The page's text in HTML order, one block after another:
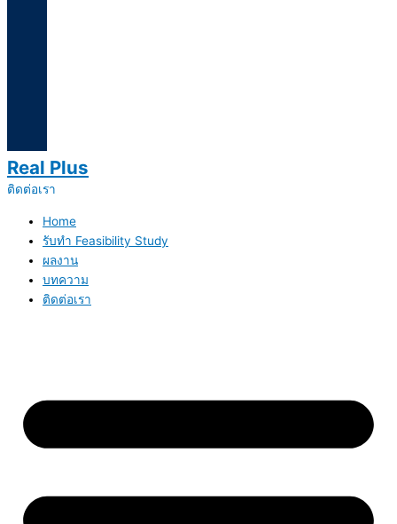
Real Plus
ติดต่อเรา
Home
รับทำ Feasibility Study
ผลงาน
บทความ
ติดต่อเรา